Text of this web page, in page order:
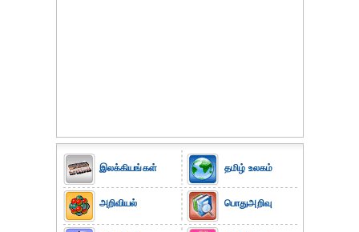
இலக்கியங்கள்
அறிவியல்
தமிழ் உலகம்
பொதுஅறிவு